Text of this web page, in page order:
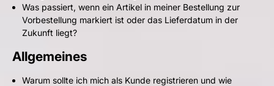
Was passiert, wenn ein Artikel in meiner Bestellung zur
Vorbestellung markiert ist oder das Lieferdatum in der
Zukunft liegt?
Allgemeines
Warum sollte ich mich als Kunde registrieren und wie